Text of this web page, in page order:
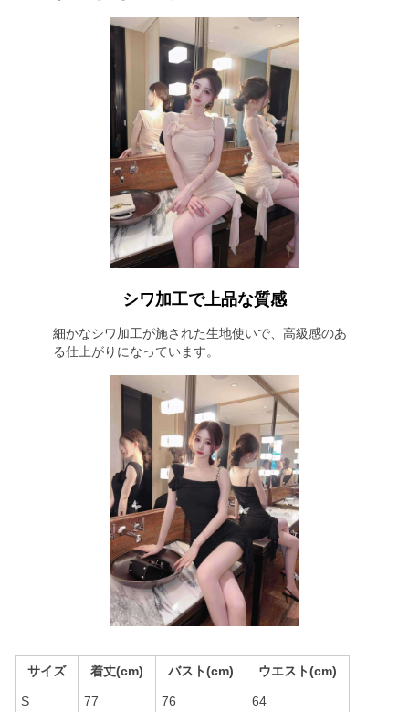
シワ加工で上品な質感
細かなシワ加工が施された生地使いで、高級感のあ
る仕上がりになっています。
サイズ 着丈(cm) バスト(cm) ウエスト(cm)
S 77 76 64